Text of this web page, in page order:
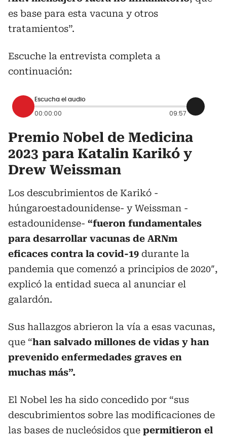
es base para esta vacuna y otros
tratamientos”.
Escuche la entrevista completa a
continuación:
Escucha el audio
00:00:00 09:57
Premio Nobel de Medicina
2023 para Katalin Karikó y
Drew Weissman
Los descubrimientos de Karikó -
húngaroestadounidense- y Weissman -
estadounidense- “fueron fundamentales
para desarrollar vacunas de ARNm
eficaces contra la covid-19 durante la
pandemia que comenzó a principios de 2020″,
explicó la entidad sueca al anunciar el
galardón.
Sus hallazgos abrieron la vía a esas vacunas,
que “han salvado millones de vidas y han
prevenido enfermedades graves en
muchas más”.
El Nobel les ha sido concedido por “sus
descubrimientos sobre las modificaciones de
las bases de nucleósidos que permitieron el